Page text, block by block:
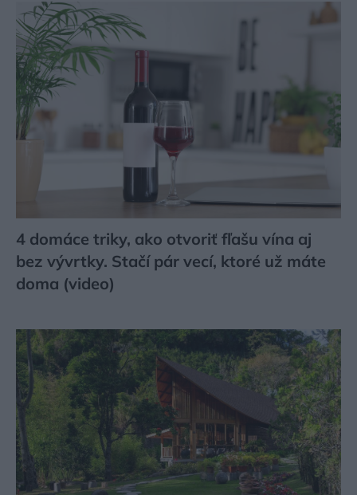
4 domáce triky, ako otvoriť fľašu vína aj
bez vývrtky. Stačí pár vecí, ktoré už máte
doma (video)